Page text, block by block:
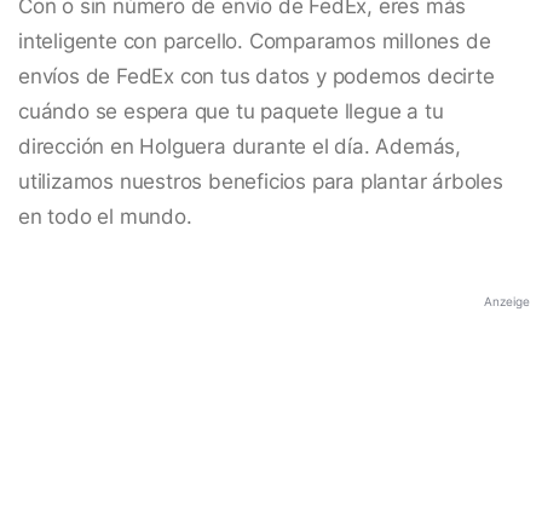
Con o sin número de envío de FedEx, eres más
inteligente con parcello. Comparamos millones de
envíos de FedEx con tus datos y podemos decirte
cuándo se espera que tu paquete llegue a tu
dirección en Holguera durante el día. Además,
utilizamos nuestros beneficios para plantar árboles
en todo el mundo.
Anzeige